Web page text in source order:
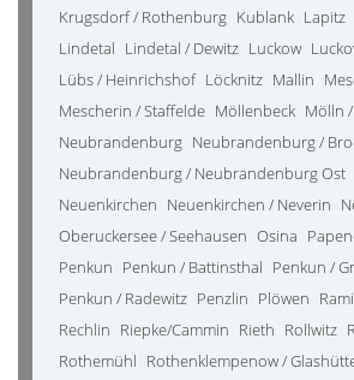
Krugsdorf / Rothenburg Kublank Lapitz
Lindetal Lindetal / Dewitz Luckow
Lübs / Heinrichshof Löcknitz Mallin
Mescherin / Staffelde Möllenbeck Mölln
Neubrandenburg Neubrandenburg /
Neubrandenburg / Neubrandenburg Ost
Neuenkirchen Neuenkirchen / Neverin
Oberuckersee / Seehausen Osina
Penkun Penkun / Battinsthal Penkun /
Penkun / Radewitz Penzlin Plöwen
Rechlin Riepke/Cammin Rieth Rollwitz
Rothemühl Rothenklempenow /